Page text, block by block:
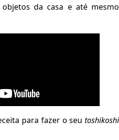
da casa e até mesmo
para fazer o seu toshikoshi